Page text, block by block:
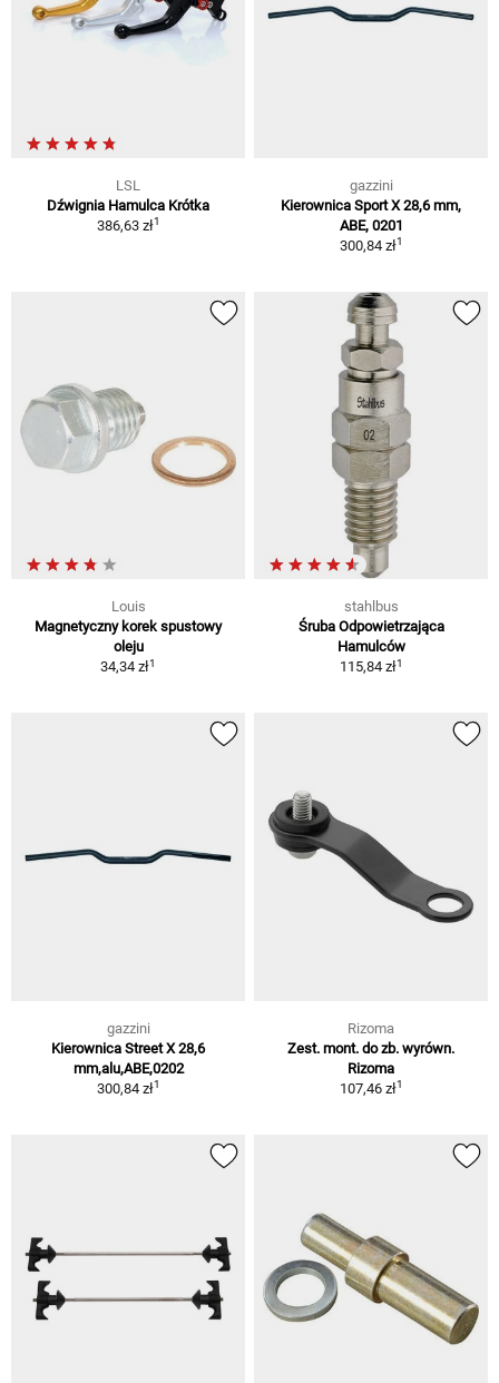
LSL
Dźwignia Hamulca Krótka
386,63 zł1
gazzini
Kierownica Sport X 28,6 mm,
ABE, 0201
300,84 zł1
Louis
Magnetyczny korek spustowy
oleju
34,34 zł1
stahlbus
Śruba Odpowietrzająca
Hamulców
115,84 zł1
gazzini
Kierownica Street X 28,6
mm,alu,ABE,0202
300,84 zł1
Rizoma
Zest. mont. do zb. wyrówn.
Rizoma
107,46 zł1